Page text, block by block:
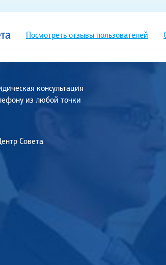
Посмотреть отзывы пользователей
консультация
из любой точки
Совета